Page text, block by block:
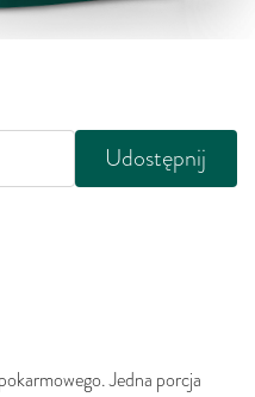
Udostępnij
Jedna porcja